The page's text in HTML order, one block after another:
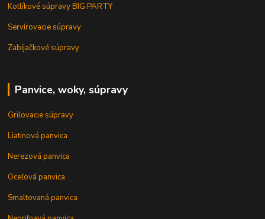
Kotlíkové súpravy BIG PARTY
Servírovacie súpravy
Zabíjačkové súpravy
Panvice, woky, súpravy
Grilovacie súpravy
Liatinová panvica
Nerezová panvica
Oceľová panvica
Smaltovaná panvica